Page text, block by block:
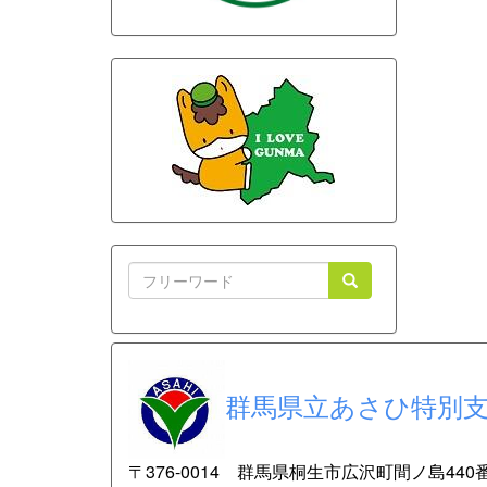
群馬県立あさひ特別
〒376-0014 群馬県桐生市広沢町間ノ島440